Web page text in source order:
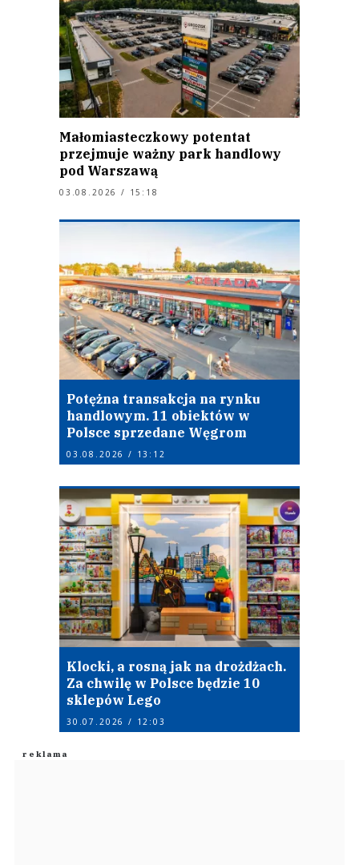
Małomiasteczkowy potentat
przejmuje ważny park handlowy
pod Warszawą
03.08.2026 / 15:18
Potężna transakcja na rynku
handlowym. 11 obiektów w
Polsce sprzedane Węgrom
03.08.2026 / 13:12
Klocki, a rosną jak na drożdżach.
Za chwilę w Polsce będzie 10
sklepów Lego
30.07.2026 / 12:03